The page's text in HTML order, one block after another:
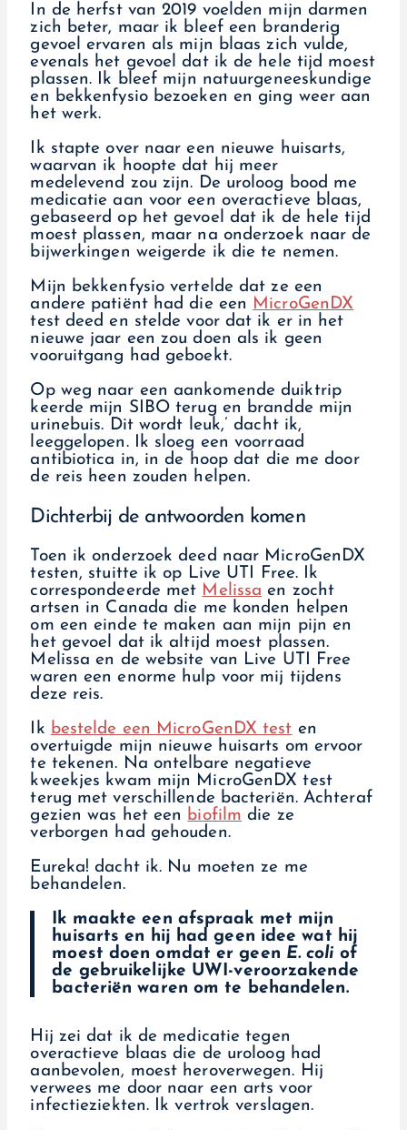
In de herfst van 2019 voelden mijn darmen
zich beter, maar ik bleef een branderig
gevoel ervaren als mijn blaas zich vulde,
evenals het gevoel dat ik de hele tijd moest
plassen. Ik bleef mijn natuurgeneeskundige
en bekkenfysio bezoeken en ging weer aan
het werk.
Ik stapte over naar een nieuwe huisarts,
waarvan ik hoopte dat hij meer
medelevend zou zijn. De uroloog bood me
medicatie aan voor een overactieve blaas,
gebaseerd op het gevoel dat ik de hele tijd
moest plassen, maar na onderzoek naar de
bijwerkingen weigerde ik die te nemen.
Mijn bekkenfysio vertelde dat ze een
andere patiënt had die een MicroGenDX
test deed en stelde voor dat ik er in het
nieuwe jaar een zou doen als ik geen
vooruitgang had geboekt.
Op weg naar een aankomende duiktrip
keerde mijn SIBO terug en brandde mijn
urinebuis. Dit wordt leuk,’ dacht ik,
leeggelopen. Ik sloeg een voorraad
antibiotica in, in de hoop dat die me door
de reis heen zouden helpen.
Dichterbij de antwoorden komen
Toen ik onderzoek deed naar MicroGenDX
testen, stuitte ik op Live UTI Free. Ik
correspondeerde met Melissa en zocht
artsen in Canada die me konden helpen
om een einde te maken aan mijn pijn en
het gevoel dat ik altijd moest plassen.
Melissa en de website van Live UTI Free
waren een enorme hulp voor mij tijdens
deze reis.
Ik bestelde een MicroGenDX test en
overtuigde mijn nieuwe huisarts om ervoor
te tekenen. Na ontelbare negatieve
kweekjes kwam mijn MicroGenDX test
terug met verschillende bacteriën. Achteraf
gezien was het een biofilm die ze
verborgen had gehouden.
Eureka! dacht ik. Nu moeten ze me
behandelen.
Ik maakte een afspraak met mijn
huisarts en hij had geen idee wat hij
moest doen omdat er geen E. coli of
de gebruikelijke UWI-veroorzakende
bacteriën waren om te behandelen.
Hij zei dat ik de medicatie tegen
overactieve blaas die de uroloog had
aanbevolen, moest heroverwegen. Hij
verwees me door naar een arts voor
infectieziekten. Ik vertrok verslagen.